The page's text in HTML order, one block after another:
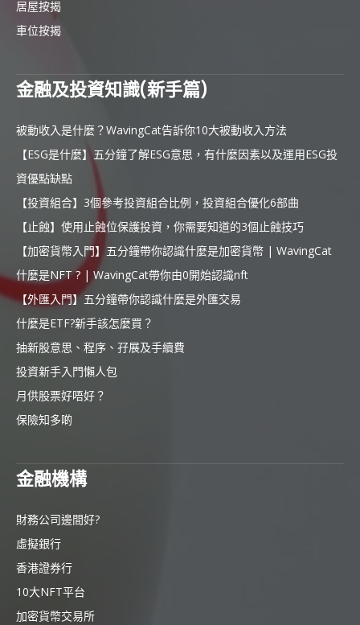
居屋按揭
車位按揭
金融及投資知識(新手篇)
被動收入是什麼？WavingCat告訴你10大被動收入方法
【ESG是什麼】五分鐘了解ESG意思，有什麼因素以及運用ESG投
資優點缺點
【投資組合】3個參考投資組合比例，投資組合優化6部曲
【止蝕】使用止蝕位保護投資，你需要知道的3個止蝕技巧
【加密貨幣入門】五分鐘帶你認識什麼是加密貨幣 | WavingCat
什麼是NFT ? | WavingCat帶你由0開始認識nft
【外匯入門】五分鐘帶你認識什麼是外匯交易
什麼是ETF?新手該怎麼買？
抽新股意思、程序、孖展及手續費
投資新手入門懶人包
月供股票好唔好？
保險知多啲
金融機構
財務公司邊間好?
虛擬銀行
香港證券行
10大NFT平台
加密貨幣交易所